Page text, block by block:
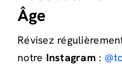
Collège
Lycée
Âge
Révisez
notre Instagram :